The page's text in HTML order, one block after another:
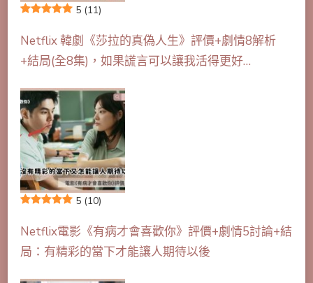
5 (11)
Netflix 韓劇《莎拉的真偽人生》評價+劇情8解析
+結局(全8集)，如果謊言可以讓我活得更好…
5 (10)
Netflix電影《有病才會喜歡你》評價+劇情5討論+結
局：有精彩的當下才能讓人期待以後